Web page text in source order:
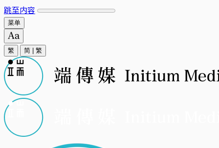
跳至内容
菜单
繁 简 繁